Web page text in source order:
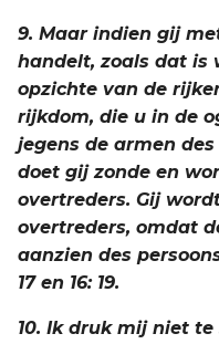
9. Maar indien gij
handelt, zoals dat is
opzichte van de
rijkdom, die u in de
jegens de armen
doet gij zonde en
overtreders. Gij
overtreders, omdat
aanzien des
17 en 16: 19.
10. Ik druk mij niet